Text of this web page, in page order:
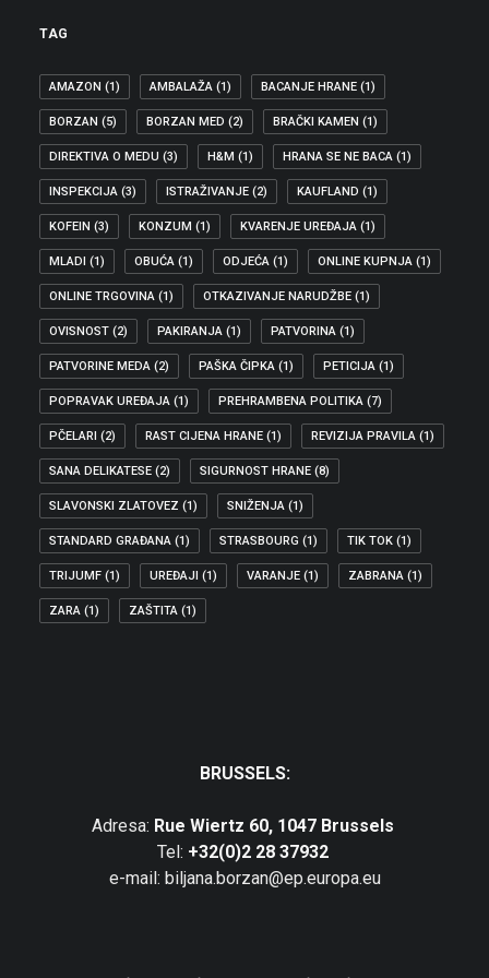
TAG
AMAZON (1) AMBALAŽA (1) BACANJE HRANE (1)
BORZAN (5) BORZAN MED (2) BRAČKI KAMEN (1)
DIREKTIVA O MEDU (3) H&M (1) HRANA SE NE BACA (1)
INSPEKCIJA (3) ISTRAŽIVANJE (2) KAUFLAND (1)
KOFEIN (3) KONZUM (1) KVARENJE UREĐAJA (1)
MLADI (1) OBUĆA (1) ODJEĆA (1) ONLINE KUPNJA (1)
ONLINE TRGOVINA (1) OTKAZIVANJE NARUDŽBE (1)
OVISNOST (2) PAKIRANJA (1) PATVORINA (1)
PATVORINE MEDA (2) PAŠKA ČIPKA (1) PETICIJA (1)
POPRAVAK UREĐAJA (1) PREHRAMBENA POLITIKA (7)
PČELARI (2) RAST CIJENA HRANE (1) REVIZIJA PRAVILA (1)
SANA DELIKATESE (2) SIGURNOST HRANE (8)
SLAVONSKI ZLATOVEZ (1) SNIŽENJA (1)
STANDARD GRAĐANA (1) STRASBOURG (1) TIK TOK (1)
TRIJUMF (1) UREĐAJI (1) VARANJE (1) ZABRANA (1)
ZARA (1) ZAŠTITA (1)
BRUSSELS:
Adresa: Rue Wiertz 60, 1047 Brussels
Tel: +32(0)2 28 37932
e-mail: biljana.borzan@ep.europa.eu